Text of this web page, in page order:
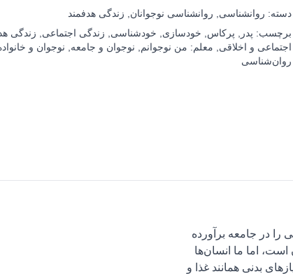
اجتماعی
عدد
دسته: روانشناسی روانشناسی نوجوانان
زندگی هدفمند
برچسب: پدر پرکاس خودسازی خودشناسی زندگی اجتماعی زندگی
اجتماعی و اخلاقی
معلم: من نوجوانم نوجوان و جامعه نوجوان و
روان‌شناسی
را در جامعه برآورده
اما ما انسان‌ها
بدنی همانند غذا و